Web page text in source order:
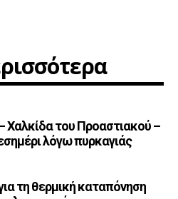
Χαλκίδα του Προαστιακού –
λόγω πυρκαγιάς
τη θερμική καταπόνηση